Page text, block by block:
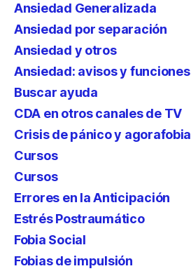
Ansiedad Generalizada
Ansiedad por separación
Ansiedad y otros
Ansiedad: avisos y funciones
Buscar ayuda
CDA en otros canales de TV
Crisis de pánico y agorafobia
Cursos
Cursos
Errores en la Anticipación
Estrés Postraumático
Fobia Social
Fobias de impulsión